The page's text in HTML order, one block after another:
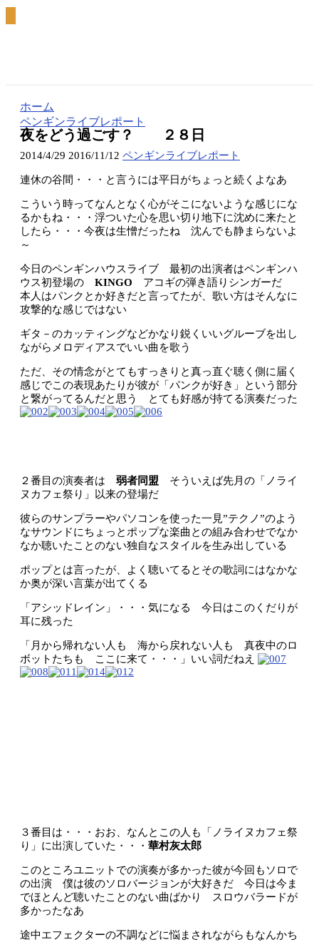
ホーム
ペンギンライブレポート
夜をどう過ごす？ ２８日
2014/4/29 2016/11/12 ペンギンライブレポート
連休の谷間・・・と言うには平日がちょっと続くよなあ
こういう時ってなんとなく心がそこにないような感じにな
るかもね・・・浮ついた心を思い切り地下に沈めに来たと
したら・・・今夜は生憎だったね 沈んでも静まらないよ
～
今日のペンギンハウスライブ 最初の出演者はペンギンハ
ウス初登場の KINGO アコギの弾き語りシンガーだ
本人はパンクとか好きだと言ってたが、歌い方はそんなに
攻撃的な感じではない
ギタ－のカッティングなどかなり鋭くいいグルーブを出し
ながらメロディアスでいい曲を歌う
ただ、その情念がとてもすっきりと真っ直ぐ聴く側に届く
感じでこの表現あたりが彼が「パンクが好き」という部分
と繋がってるんだと思う とても好感が持てる演奏だった
２番目の演奏者は 弱者同盟 そういえば先月の「ノライ
ヌカフェ祭り」以来の登場だ
彼らのサンプラーやパソコンを使った一見”テクノ”のよう
なサウンドにちょっとポップな楽曲との組み合わせでなか
なか聴いたことのない独自なスタイルを生み出している
ポップとは言ったが、よく聴いてるとその歌詞にはなかな
か奥が深い言葉が出てくる
「アシッドレイン」・・・気になる 今日はこのくだりが
耳に残った
「月から帰れない人も 海から戻れない人も 真夜中のロ
ボットたちも ここに来て・・・」いい詞だねえ
３番目は・・・おお、なんとこの人も「ノライヌカフェ祭
り」に出演していた・・・ 華村灰太郎
このところユニットでの演奏が多かった彼が今回もソロで
の出演 僕は彼のソロバージョンが大好きだ 今日は今ま
でほとんど聴いたことのない曲ばかり スロウバラードが
多かったなあ
途中エフェクターの不調などに悩まされながらもなんかち